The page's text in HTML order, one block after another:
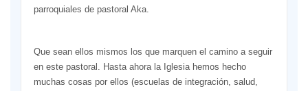
parroquiales de pastoral Aka.
Que sean ellos mismos los que marquen el camino a seguir
en este pastoral. Hasta ahora la Iglesia hemos hecho
muchas cosas por ellos (escuelas de integración, salud,